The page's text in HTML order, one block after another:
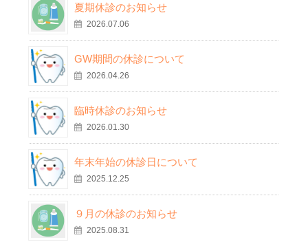
夏期休診のお知らせ
2026.07.06
GW期間の休診について
2026.04.26
臨時休診のお知らせ
2026.01.30
年末年始の休診日について
2025.12.25
９月の休診のお知らせ
2025.08.31